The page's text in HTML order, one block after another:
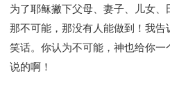
为了耶稣撇下父母、妻子、儿女、
那不可能，那没有人能做到！我
笑话。你认为不可能，神也给你
说的啊！